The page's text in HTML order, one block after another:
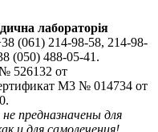
лабораторія
(061) 214-98-58, 214-98-
(050) 488-05-41.
526132 от
М3 № 014734 от
предназначены для